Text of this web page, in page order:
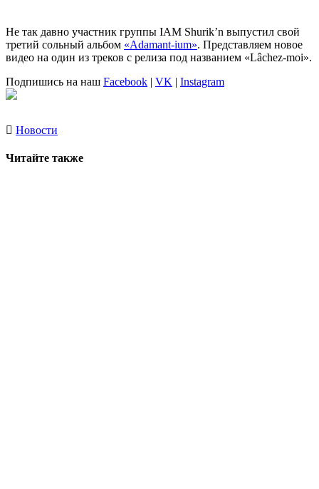
Не так давно участник группы IAM Shurik’n выпустил свой
третий сольный альбом «Adamant-ium». Представляем новое
видео на один из треков с релиза под названием «Lâchez-moi».
Подпишись на наш Facebook | VK | Instagram
Новости
Читайте также